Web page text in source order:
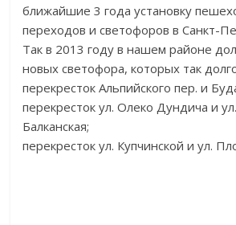
ближайшие 3 года установку
переходов и светофоров в Санкт-
Так в 2013 году в нашем районе
новых светофора, которых так
перекресток Альпийского пер. и
перекресток ул. Олеко Дундича и
Балканская;
перекресток ул. Купчинской и ул.